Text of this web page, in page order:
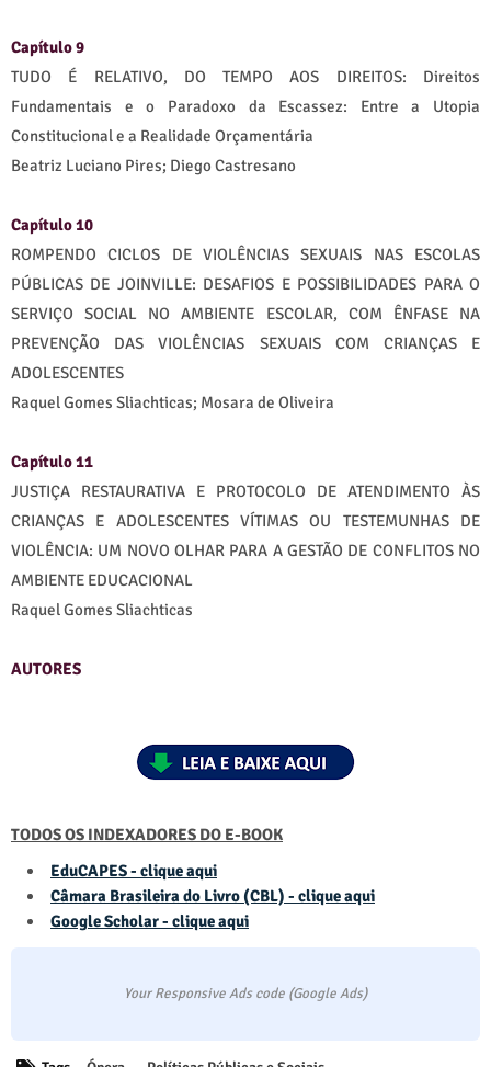
Capítulo 9
TUDO É RELATIVO, DO TEMPO AOS DIREITOS: Direitos
Fundamentais e o Paradoxo da Escassez: Entre a Utopia
Constitucional e a Realidade Orçamentária
Beatriz Luciano Pires; Diego Castresano
Capítulo 10
ROMPENDO CICLOS DE VIOLÊNCIAS SEXUAIS NAS ESCOLAS
PÚBLICAS DE JOINVILLE: DESAFIOS E POSSIBILIDADES PARA O
SERVIÇO SOCIAL NO AMBIENTE ESCOLAR, COM ÊNFASE NA
PREVENÇÃO DAS VIOLÊNCIAS SEXUAIS COM CRIANÇAS E
ADOLESCENTES
Raquel Gomes Sliachticas; Mosara de Oliveira
Capítulo 11
JUSTIÇA RESTAURATIVA E PROTOCOLO DE ATENDIMENTO ÀS
CRIANÇAS E ADOLESCENTES VÍTIMAS OU TESTEMUNHAS DE
VIOLÊNCIA: UM NOVO OLHAR PARA A GESTÃO DE CONFLITOS NO
AMBIENTE EDUCACIONAL
Raquel Gomes Sliachticas
AUTORES
TODOS OS INDEXADORES DO E-BOOK
EduCAPES - clique aqui
Câmara Brasileira do Livro (CBL) - clique aqui
Google Scholar - clique aqui
Your Responsive Ads code (Google Ads)